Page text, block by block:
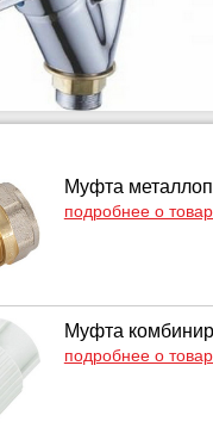
Муфта
подробнее о
Муфта
подробнее о